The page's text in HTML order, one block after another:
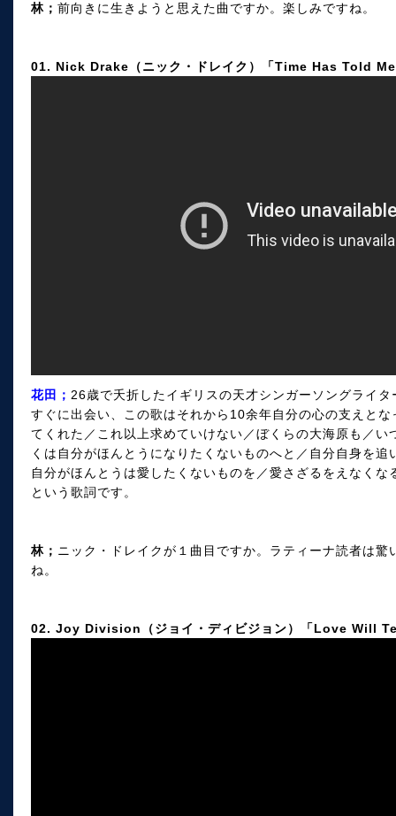
林； 前向きに生きようと思えた曲ですか。楽しみですね。
01. Nick Drake（ニック・ドレイク）「Time Has Told
花田； 26歳で夭折したイギリスの天才シンガーソングライ
すぐに出会い、この歌はそれから10余年自分の心の支えと
てくれた／これ以上求めていけない／ぼくらの大海原も／
くは自分がほんとうになりたくないものへと／自分自身を
自分がほんとうは愛したくないものを／愛さざるをえなく
という歌詞です。
林； ニック・ドレイクが１曲目ですか。ラティーナ読者は
ね。
02. Joy Division（ジョイ・ディビジョン）「Love Will